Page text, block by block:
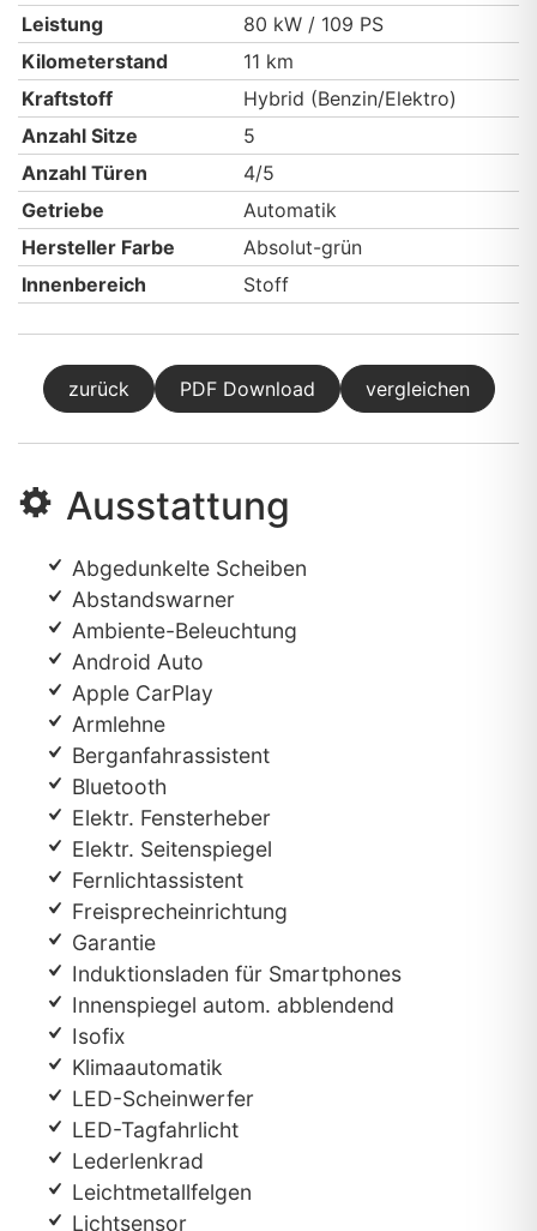
Leistung
80 kW / 109 PS
Kilometerstand
11 km
Kraftstoff
Hybrid (Benzin/Elektro)
Anzahl Sitze
5
Anzahl Türen
4/5
Getriebe
Automatik
Hersteller Farbe
Absolut-grün
Innenbereich
Stoff
zurück PDF Download vergleichen
Ausstattung
Abgedunkelte Scheiben
Abstandswarner
Ambiente-Beleuchtung
Android Auto
Apple CarPlay
Armlehne
Berganfahrassistent
Bluetooth
Elektr. Fensterheber
Elektr. Seitenspiegel
Fernlichtassistent
Freisprecheinrichtung
Garantie
Induktionsladen für Smartphones
Innenspiegel autom. abblendend
Isofix
Klimaautomatik
LED-Scheinwerfer
LED-Tagfahrlicht
Lederlenkrad
Leichtmetallfelgen
Lichtsensor